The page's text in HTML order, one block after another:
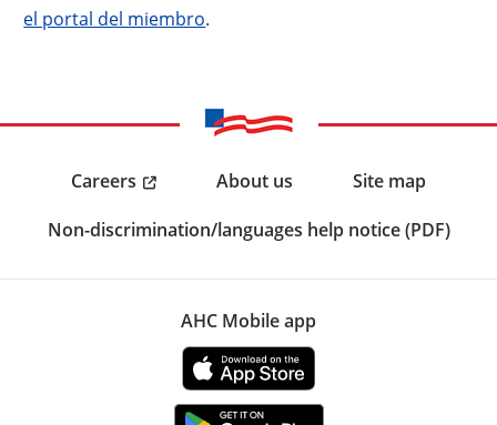
el portal del miembro.
Careers About us
Site map
Non-discrimination/languages help notice (PDF)
AHC Mobile app